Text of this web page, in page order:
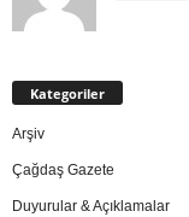
Kategoriler
Arşiv
Çağdaş Gazete
Duyurular & Açıklamalar